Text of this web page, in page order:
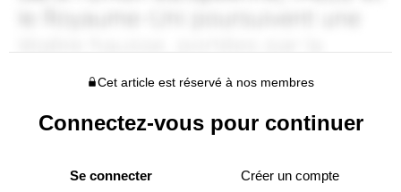
Cet article est réservé à nos membres
Connectez-vous pour continuer
Se connecter Créer un compte